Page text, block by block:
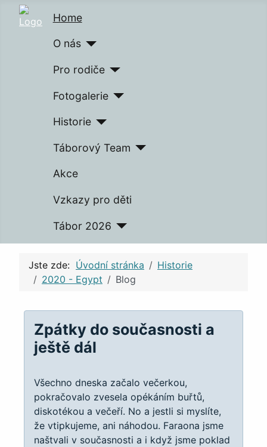
Home
O nás
Pro rodiče
Fotogalerie
Historie
Táborový Team
Akce
Vzkazy pro děti
Tábor 2026
Jste zde: Úvodní stránka
Historie
2020 - Egypt
Blog
Zpátky do současnosti a
ještě dál
Všechno dneska začalo večerkou,
pokračovalo zvesela opékáním buřtů,
diskotékou a večeří. No a jestli si myslíte,
že vtipkujeme, ani náhodou. Faraona jsme
naštvali v současnosti a i když jsme poklad